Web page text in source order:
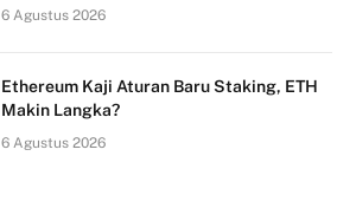
6 Agustus 2026
Ethereum Kaji Aturan Baru Staking, ETH
Makin Langka?
6 Agustus 2026